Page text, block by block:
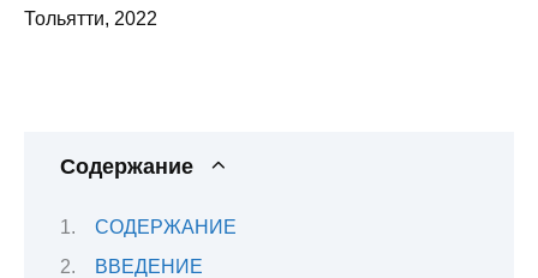
Тольятти, 2022
Содержание
СОДЕРЖАНИЕ
ВВЕДЕНИЕ